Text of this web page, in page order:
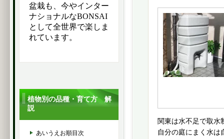
関東は水不足で取水
自分の庭にまく水は
盆栽も、今やインター
ナショナルなBONSAI
として全世界で楽しま
れています。
植物別の品種・育て方 解
説
あいうえお順目次